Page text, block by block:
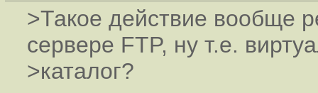
>Такое действие вообще
сервере FTP, ну т.е.
>каталог?